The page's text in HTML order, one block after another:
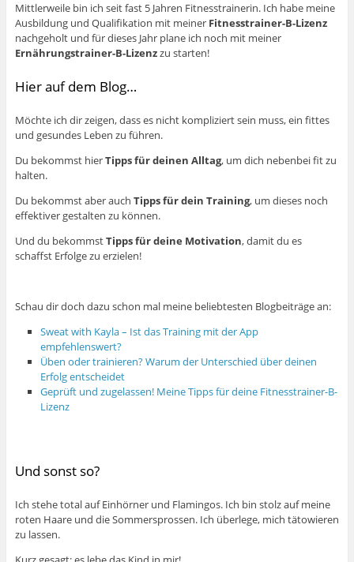
Mittlerweile bin ich seit fast 5 Jahren Fitnesstrainerin. Ich habe meine
Ausbildung und Qualifikation mit meiner Fitnesstrainer-B-Lizenz
nachgeholt und für dieses Jahr plane ich noch mit meiner
Ernährungstrainer-B-Lizenzzu starten!
Hier auf dem Blog…
Möchte ich dir zeigen, dass es nicht kompliziert sein muss, ein fittes
und gesundes Leben zu führen.
Du bekommst hierTipps für deinen Alltag, um dich nebenbei fit zu
halten.
Du bekommst aber auch Tipps für dein Training, um dieses noch
effektiver gestalten zu können.
Und du bekommstTipps für deine Motivation, damit du es
schaffst Erfolge zu erzielen!
Schau dir doch dazu schon mal meine beliebtesten Blogbeiträge an:
Sweat with Kayla – Ist das Training mit der App
empfehlenswert?
Üben oder trainieren? Warum der Unterschied über deinen
Erfolg entscheidet
Geprüft und zugelassen! Meine Tipps für deine Fitnesstrainer-B-
Lizenz
Und sonst so?
Ich stehe total auf Einhörner und Flamingos. Ich bin stolz auf meine
roten Haare und die Sommersprossen. Ich überlege, mich tätowieren
zu lassen.